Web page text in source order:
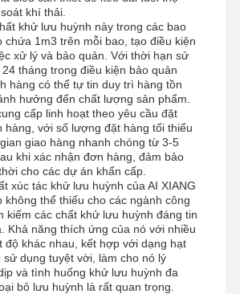
khí thải.
khử lưu huỳnh này trong các bao
chứa 1m3 trên mỗi bao, tạo điều kiện
xử lý và bảo quản. Với thời hạn sử
tháng trong điều kiện bảo quản
hàng có thể tự tin duy trì hàng tồn
hưởng đến chất lượng sản phẩm.
cấp linh hoạt theo yêu cầu đặt
hàng, với số lượng đặt hàng tối thiểu
giao hàng nhanh chóng từ 3-5
khi xác nhận đơn hàng, đảm bảo
cho các dự án khẩn cấp.
xúc tác khử lưu huỳnh của AI XIANG
không thể thiếu cho các ngành công
kiếm các chất khử lưu huỳnh đáng tin
Khả năng thích ứng của nó với nhiều
độ khác nhau, kết hợp với dạng hạt
sử dụng tuyệt vời, làm cho nó lý
và tình huống khử lưu huỳnh đa
bỏ lưu huỳnh là rất quan trọng.